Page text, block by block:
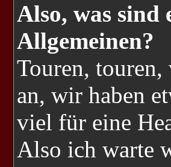
Also, was sind
Allgemeinen?
Touren,
an, wir haben
viel für eine
Also ich warte